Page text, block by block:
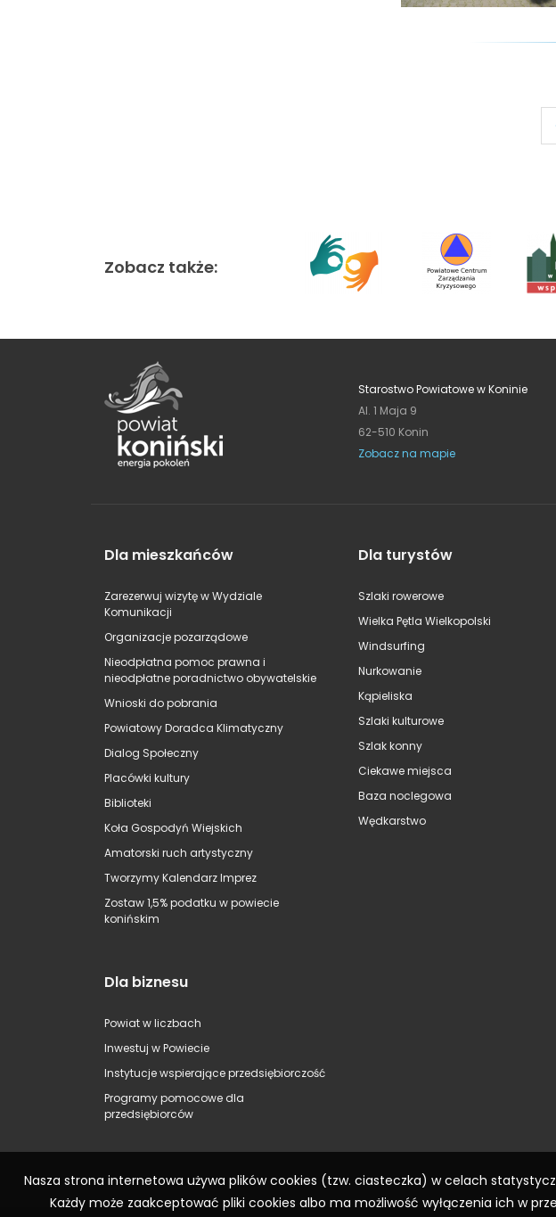
Zobacz także:
Starostwo Powiatowe w Koninie
Al. 1 Maja 9
62-510 Konin
Zobacz na mapie
Dla mieszkańców
Zarezerwuj wizytę w Wydziale
Komunikacji
Organizacje pozarządowe
Nieodpłatna pomoc prawna i
nieodpłatne poradnictwo obywatelskie
Wnioski do pobrania
Powiatowy Doradca Klimatyczny
Dialog Społeczny
Placówki kultury
Biblioteki
Koła Gospodyń Wiejskich
Amatorski ruch artystyczny
Tworzymy Kalendarz Imprez
Zostaw 1,5% podatku w powiecie
konińskim
Dla biznesu
Powiat w liczbach
Inwestuj w Powiecie
Instytucje wspierające przedsiębiorczość
Programy pomocowe dla
przedsiębiorców
Dla turystów
Szlaki rowerowe
Wielka Pętla Wielkopolski
Windsurfing
Nurkowanie
Kąpieliska
Szlaki kulturowe
Szlak konny
Ciekawe miejsca
Baza noclegowa
Wędkarstwo
Nasza strona internetowa używa plików cookies (tzw. ciasteczka) w celach
Każdy może zaakceptować pliki cookies albo ma możliwość wyłączenia ich w